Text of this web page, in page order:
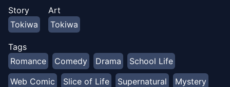
menjadi "demi uang" sambil menjaga cinta mereka
satu sama lain! *Penomoran bab didasarkan pada
[Twitter]
(https://twitter.com/i/events/1156379771955105792)*
Story
Tokiwa
Art
Tokiwa
Tags
Romance
Comedy Drama
School Life
Web Comic
Slice of Life Supernatural Mystery